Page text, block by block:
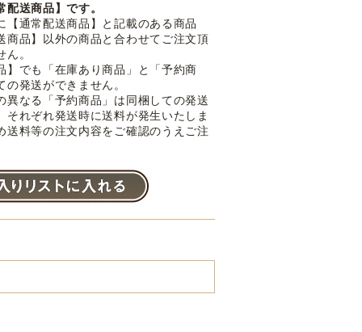
配送商品】です。
【通常配送商品】と記載のある商品
商品】以外の商品と合わせてご注文頂
。
】でも「在庫あり商品」と「予約商
の発送ができません。
異なる「予約商品」は同梱しての発送
それぞれ発送時に送料が発生いたしま
送料等の注文内容をご確認のうえご注